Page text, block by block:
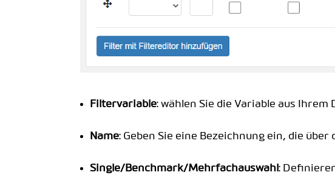
Filtervariable: wählen Sie die Variable aus
Name: Geben Sie eine Bezeichnung ein, die
Single/Benchmark/Mehrfachauswahl :